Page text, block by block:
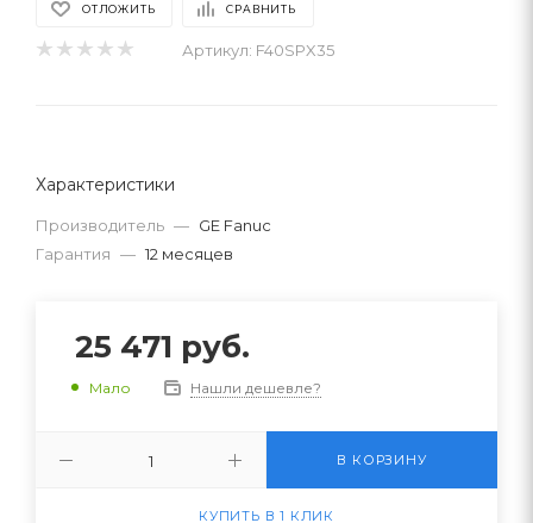
ОТЛОЖИТЬ СРАВНИТЬ
Артикул: F40SPX35
Характеристики
Производитель — GE Fanuc
Гарантия — 12 месяцев
25 471 руб.
Мало Нашли дешевле?
В КОРЗИНУ
КУПИТЬ В 1 КЛИК